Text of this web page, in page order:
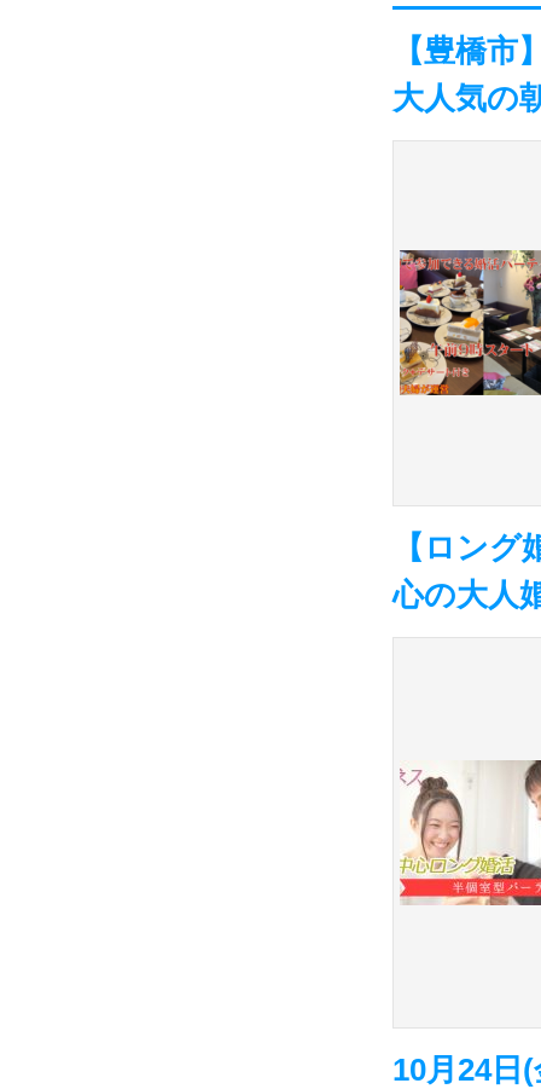
【豊橋
大人気の
【ロン
心の大人
10月24日